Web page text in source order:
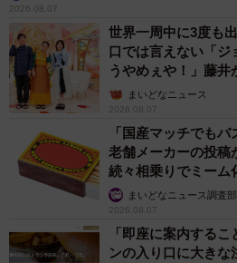
2026.08.07
世界一周中に3度も
口では言えない「ジ
うやめぇや！」藤井
ん】まいどなニュース
2026.08.07
「国産マッチでも
老舗メーカーの投
続々相乗りでミーム
まいどなニュース調査部
2026.08.07
「即座に案内する
ンの入り口に大き